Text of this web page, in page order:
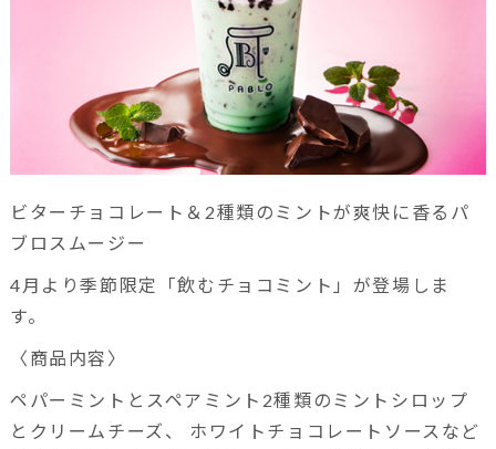
ビターチョコレート＆2種類のミントが爽快に香るパ
ブロスムージー
4月より季節限定「飲むチョコミント」が登場しま
す。
〈商品内容〉
ペパーミントとスペアミント2種類のミントシロップ
とクリームチーズ、 ホワイトチョコレートソースなど